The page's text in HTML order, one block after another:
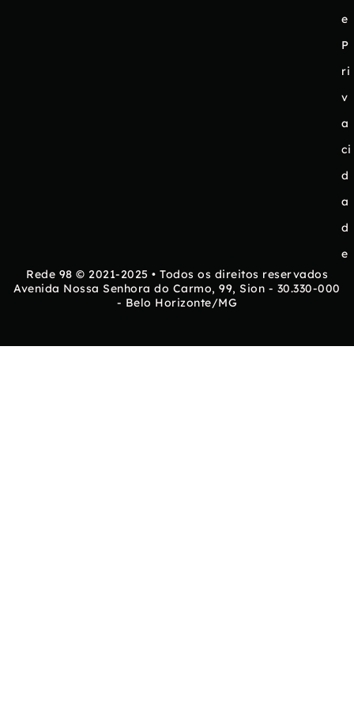
e
P
ri
v
a
ci
d
a
d
e
Rede 98 © 2021-2025 • Todos os direitos reservados
Avenida Nossa Senhora do Carmo, 99, Sion - 30.330-000
- Belo Horizonte/MG